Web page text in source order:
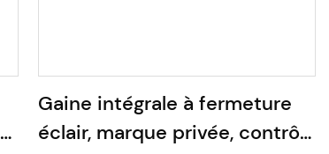
Gaine intégrale à fermeture
éclair, marque privée, contrôle